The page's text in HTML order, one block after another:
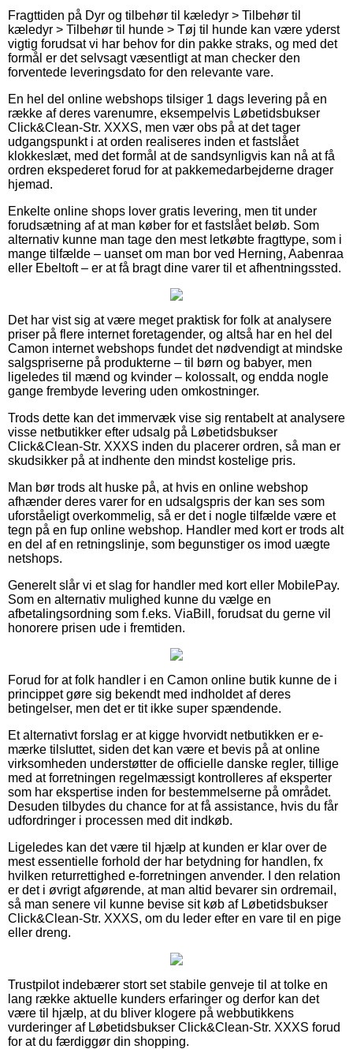
Fragttiden på Dyr og tilbehør til kæledyr > Tilbehør til
kæledyr > Tilbehør til hunde > Tøj til hunde kan være yderst
vigtig forudsat vi har behov for din pakke straks, og med det
formål er det selvsagt væsentligt at man checker den
forventede leveringsdato for den relevante vare.
En hel del online webshops tilsiger 1 dags levering på en
række af deres varenumre, eksempelvis Løbetidsbukser
Click&Clean-Str. XXXS, men vær obs på at det tager
udgangspunkt i at orden realiseres inden et fastslået
klokkeslæt, med det formål at de sandsynligvis kan nå at få
ordren ekspederet forud for at pakkemedarbejderne drager
hjemad.
Enkelte online shops lover gratis levering, men tit under
forudsætning af at man køber for et fastslået beløb. Som
alternativ kunne man tage den mest letkøbte fragttype, som i
mange tilfælde – uanset om man bor ved Herning, Aabenraa
eller Ebeltoft – er at få bragt dine varer til et afhentningssted.
Det har vist sig at være meget praktisk for folk at analysere
priser på flere internet foretagender, og altså har en hel del
Camon internet webshops fundet det nødvendigt at mindske
salgspriserne på produkterne – til børn og babyer, men
ligeledes til mænd og kvinder – kolossalt, og endda nogle
gange frembyde levering uden omkostninger.
Trods dette kan det immervæk vise sig rentabelt at analysere
visse netbutikker efter udsalg på Løbetidsbukser
Click&Clean-Str. XXXS inden du placerer ordren, så man er
skudsikker på at indhente den mindst kostelige pris.
Man bør trods alt huske på, at hvis en online webshop
afhænder deres varer for en udsalgspris der kan ses som
uforståeligt overkommelig, så er det i nogle tilfælde være et
tegn på en fup online webshop. Handler med kort er trods alt
en del af en retningslinje, som begunstiger os imod uægte
netshops.
Generelt slår vi et slag for handler med kort eller MobilePay.
Som en alternativ mulighed kunne du vælge en
afbetalingsordning som f.eks. ViaBill, forudsat du gerne vil
honorere prisen ude i fremtiden.
Forud for at folk handler i en Camon online butik kunne de i
princippet gøre sig bekendt med indholdet af deres
betingelser, men det er tit ikke super spændende.
Et alternativt forslag er at kigge hvorvidt netbutikken er e-
mærke tilsluttet, siden det kan være et bevis på at online
virksomheden understøtter de officielle danske regler, tillige
med at forretningen regelmæssigt kontrolleres af eksperter
som har ekspertise inden for bestemmelserne på området.
Desuden tilbydes du chance for at få assistance, hvis du får
udfordringer i processen med dit indkøb.
Ligeledes kan det være til hjælp at kunden er klar over de
mest essentielle forhold der har betydning for handlen, fx
hvilken returrettighed e-forretningen anvender. I den relation
er det i øvrigt afgørende, at man altid bevarer sin ordremail,
så man senere vil kunne bevise sit køb af Løbetidsbukser
Click&Clean-Str. XXXS, om du leder efter en vare til en pige
eller dreng.
Trustpilot indebærer stort set stabile genveje til at tolke en
lang række aktuelle kunders erfaringer og derfor kan det
være til hjælp, at du bliver klogere på webbutikkens
vurderinger af Løbetidsbukser Click&Clean-Str. XXXS forud
for at du færdiggør din shopping.